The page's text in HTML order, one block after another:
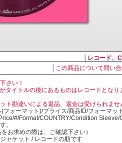
レコード、
この商品について問い
さい！
タイトルの後にあるものはレコードとなり
ト勘違いによる返品、返金は受けられませ
フォーマット)/プライス/商品ID/フォーマ
#/Format/COUNTRY/Condition
。
お求めの際は、ご確認下さい）
ャケット / レコードの順です